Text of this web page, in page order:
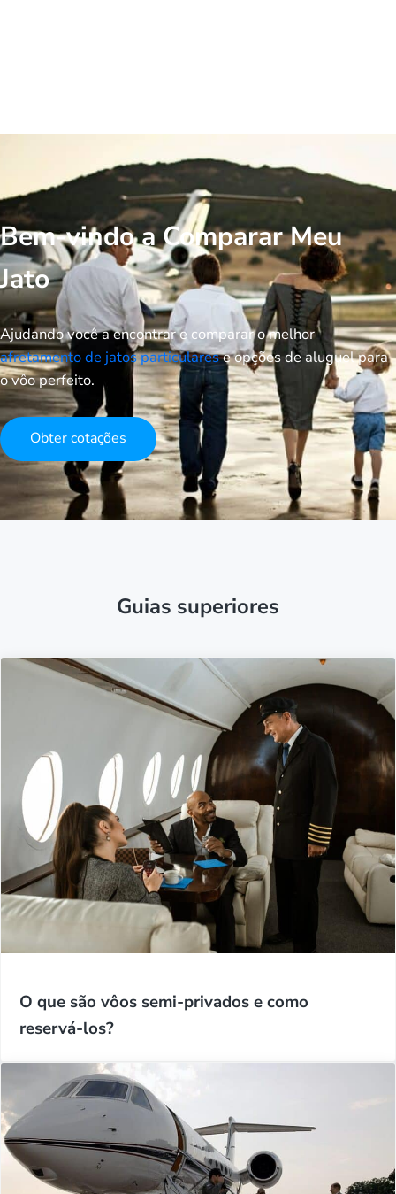
Bem-vindo a Comparar Meu
Jato
Ajudando você a encontrar e comparar o melhor
afretamento de jatos particularese opções de aluguel para
o vôo perfeito.
Obter cotações
Guias superiores
O que são vôos semi-privados e como
reservá-los?